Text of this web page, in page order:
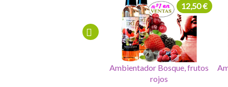
Ambientadores delier caja de
12 unidades
144,00 €